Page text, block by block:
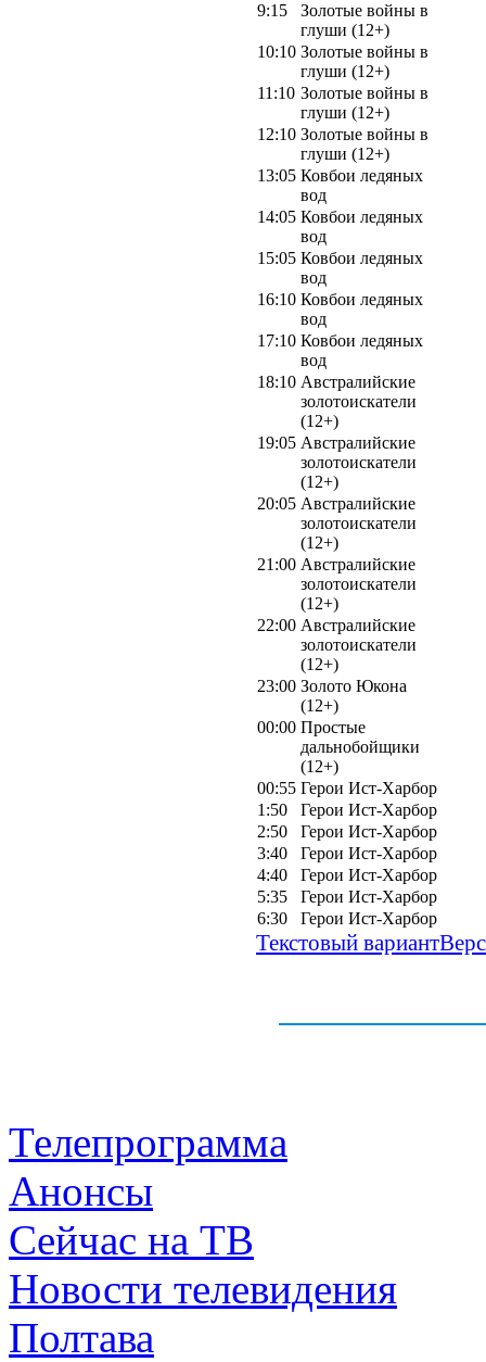
9:15
Золотые войны в
глуши (12+)
10:10 Золотые войны в
глуши (12+)
11:10 Золотые войны в
глуши (12+)
12:10 Золотые войны в
глуши (12+)
13:05 Ковбои ледяных
вод
14:05 Ковбои ледяных
вод
15:05 Ковбои ледяных
вод
16:10 Ковбои ледяных
вод
17:10 Ковбои ледяных
вод
18:10 Австралийские
золотоискатели
(12+)
19:05 Австралийские
золотоискатели
(12+)
20:05 Австралийские
золотоискатели
(12+)
21:00 Австралийские
золотоискатели
(12+)
22:00 Австралийские
золотоискатели
(12+)
23:00 Золото Юкона
(12+)
00:00 Простые
дальнобойщики
(12+)
00:55 Герои Ист-Харбор
1:50
Герои Ист-Харбор
2:50
Герои Ист-Харбор
3:40
Герои Ист-Харбор
4:40
Герои Ист-Харбор
5:35
Герои Ист-Харбор
6:30
Герои Ист-Харбор
Текстовый вариант
Телепрограмма
Анонсы
Сейчас на ТВ
Новости телевидения
Полтава